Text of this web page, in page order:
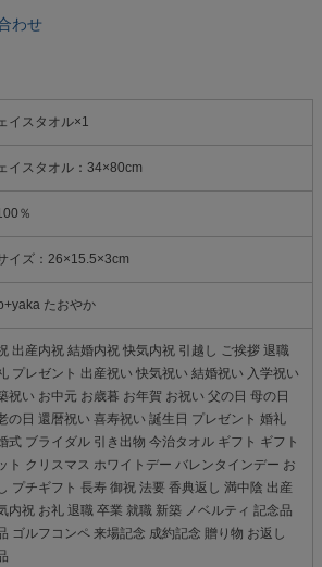
わせ
イスタオル×1
イスタオル：34×80cm
％
イズ：26×15.5×3cm
たおやか
出産内祝 結婚内祝 快気内祝 引越し ご挨拶 退職
プレゼント 出産祝い 快気祝い 結婚祝い 入学祝い
祝い お中元 お歳暮 お年賀 お祝い 父の日 母の日
の日 還暦祝い 喜寿祝い 誕生日 プレゼント 婚礼
式 ブライダル 引き出物 今治タオル ギフト ギフト
ト クリスマス ホワイトデー バレンタインデー お
プチギフト 長寿 御祝 法要 香典返し 満中陰 出産
内祝 お礼 退職 卒業 就職 新築 ノベルティ 記念品
ゴルフコンペ 来場記念 成約記念 贈り物 お返し